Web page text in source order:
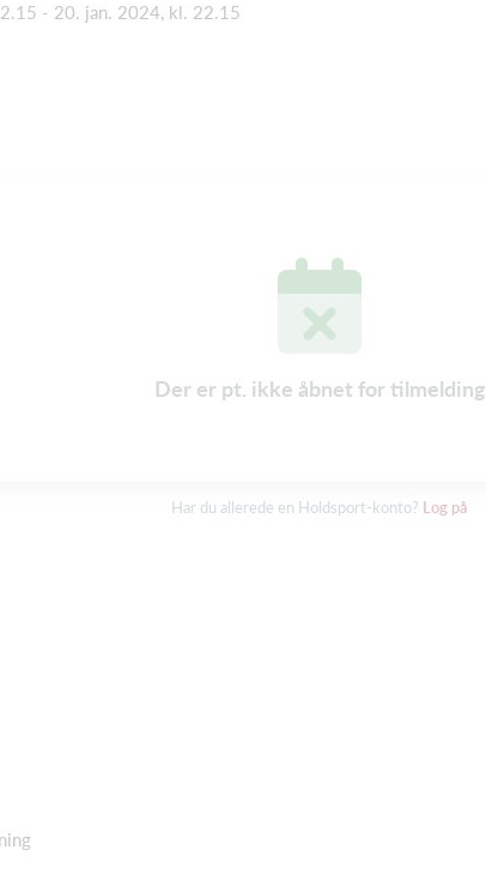
- 20. jan. 2024, kl. 22.15
Der er pt. ikke åbnet for tilmelding
Har du allerede en Holdsport-konto? Log på